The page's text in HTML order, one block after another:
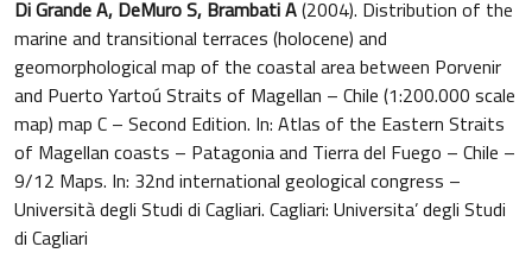
Di Grande A, DeMuro S, Brambati A(2004). Distribution of the
marine and transitional terraces (holocene) and
geomorphological map of the coastal area between Porvenir
and Puerto Yartoú Straits of Magellan – Chile (1:200.000 scale
map) map C – Second Edition. In: Atlas of the Eastern Straits
of Magellan coasts – Patagonia and Tierra del Fuego – Chile –
9/12 Maps. In: 32nd international geological congress –
Università degli Studi di Cagliari. Cagliari: Universita’ degli Studi
di Cagliari